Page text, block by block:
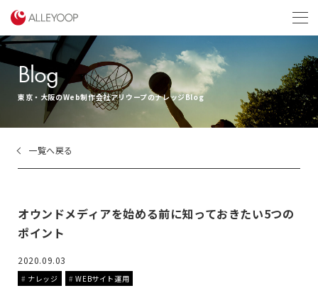
Blog
東京・大阪のWeb制作会社アリウープのナレッジBlog
一覧へ戻る
オウンドメディアを始める前に知っておきたい5つの
ポイント
2020.09.03
ナレッジ WEBサイト運用